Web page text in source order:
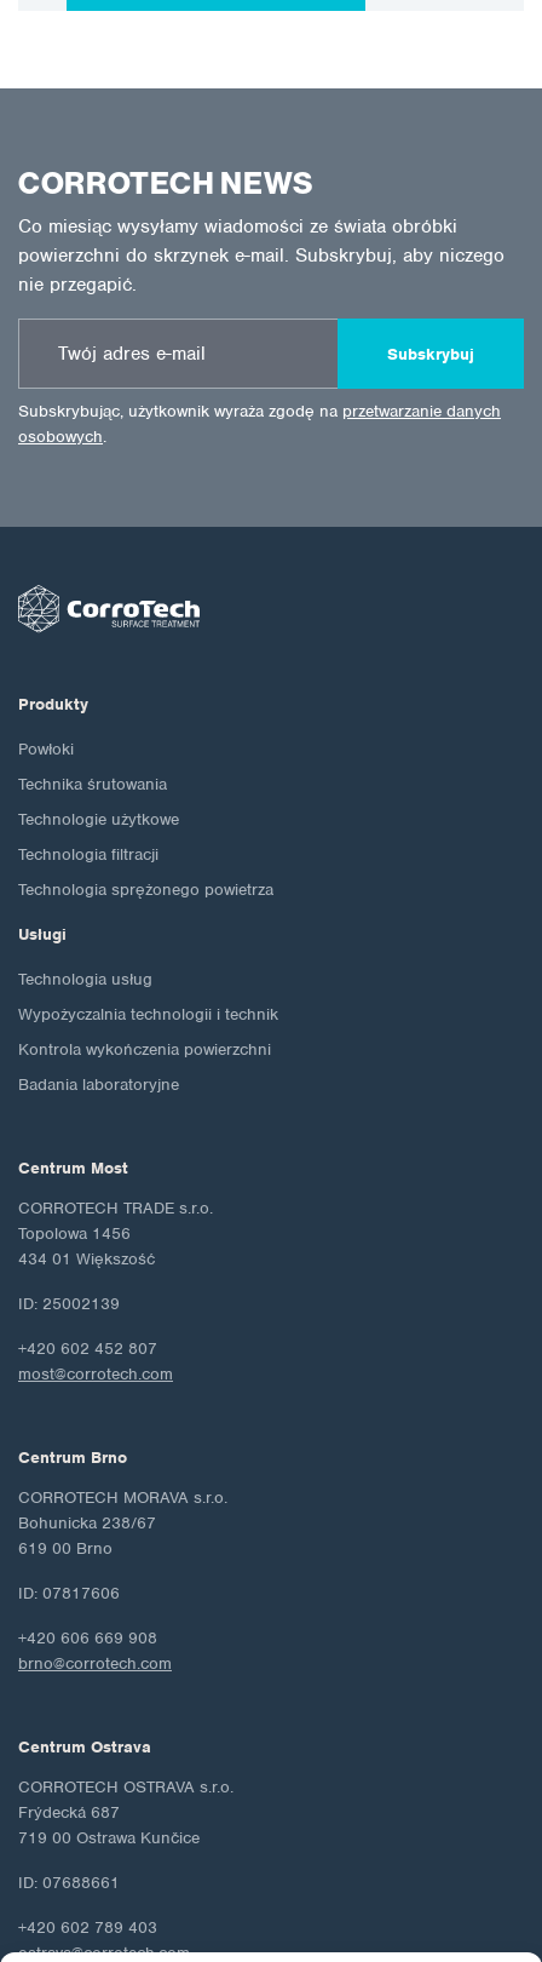
CORROTECH NEWS
Co miesiąc wysyłamy wiadomości ze świata obróbki
powierzchni do skrzynek e-mail. Subskrybuj, aby niczego
nie przegapić.
Subskrybuj
Subskrybując, użytkownik wyraża zgodę na przetwarzanie danych
osobowych.
Produkty
Powłoki
Technika śrutowania
Technologie użytkowe
Technologia filtracji
Technologia sprężonego powietrza
Usługi
Technologia usług
Wypożyczalnia technologii i technik
Kontrola wykończenia powierzchni
Badania laboratoryjne
Centrum Most
CORROTECH TRADE s.r.o.
Topolowa 1456
434 01 Większość
ID: 25002139
+420 602 452 807
most@corrotech.com
Centrum Brno
CORROTECH MORAVA s.r.o.
Bohunicka 238/67
619 00 Brno
ID: 07817606
+420 606 669 908
brno@corrotech.com
Centrum Ostrava
CORROTECH OSTRAVA s.r.o.
Frýdecká 687
719 00 Ostrawa Kunčice
ID: 07688661
+420 602 789 403
ostrava@corrotech.com